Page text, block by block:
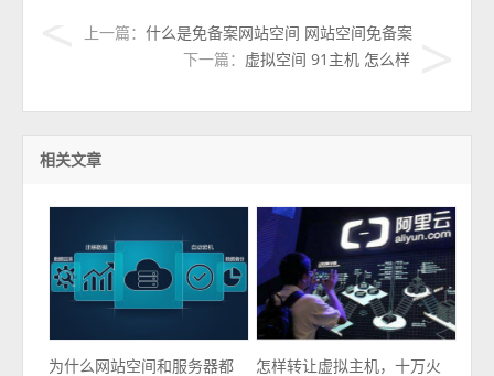
上一篇： 什么是免备案网站空间 网站空间免备案
下一篇： 虚拟空间 91主机 怎么样
相关文章
为什么网站空间和服务器都
怎样转让虚拟主机，十万火